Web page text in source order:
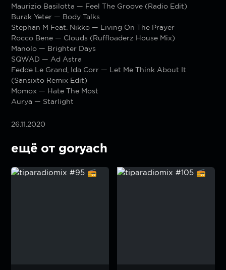
Maurizio Basilotta — Feel The Groove (Radio Edit)
Burak Yeter — Body Talks
Stephan M Feat. Nikko — Living On The Prayer
Rocco Bene — Clouds (Ruffloaderz House Mix)
Manolo — Brighter Days
SQWAD — Ad Astra
Fedde Le Grand, Ida Corr — Let Me Think About It
(Sansixto Remix Edit)
Momox — Hate The Most
Aurya — Starlight
26.11.2020
ещё от goryach